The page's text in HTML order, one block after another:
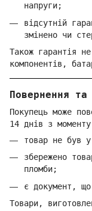
напруги;
відсутній
змінено чи
Також гарантія
компонентів,
Повернення та
Покупець може
14 днів з
товар не був
збережено
пломби;
є документ, що
Товари,